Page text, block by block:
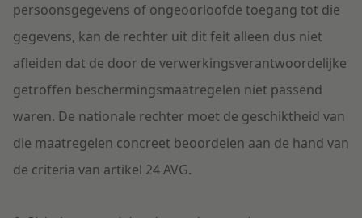
persoonsgegevens of ongeoorloofde toegang tot die
gegevens, kan de rechter uit dit feit alleen dus niet
afleiden dat de door de verwerkingsverantwoordelijke
getroffen beschermingsmaatregelen niet passend
waren. De nationale rechter moet de geschiktheid van
die maatregelen concreet beoordelen aan de hand van
de criteria van artikel 24 AVG.